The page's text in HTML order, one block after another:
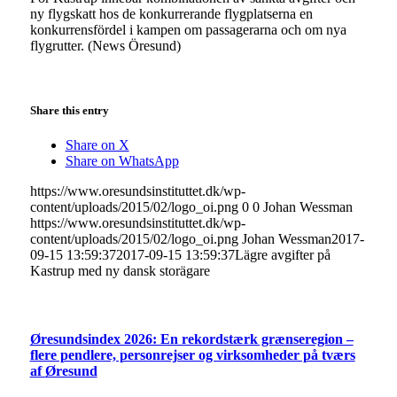
ny flygskatt hos de konkurrerande flygplatserna en
konkurrensfördel i kampen om passagerarna och om nya
flygrutter. (News Öresund)
Share this entry
Share on X
Share on WhatsApp
https://www.oresundsinstituttet.dk/wp-
content/uploads/2015/02/logo_oi.png 0 0 Johan Wessman
https://www.oresundsinstituttet.dk/wp-
content/uploads/2015/02/logo_oi.png Johan Wessman2017-
09-15 13:59:372017-09-15 13:59:37Lägre avgifter på
Kastrup med ny dansk storägare
Øresundsindex 2026: En rekordstærk grænseregion –
flere pendlere, personrejser og virksomheder på tværs
af Øresund